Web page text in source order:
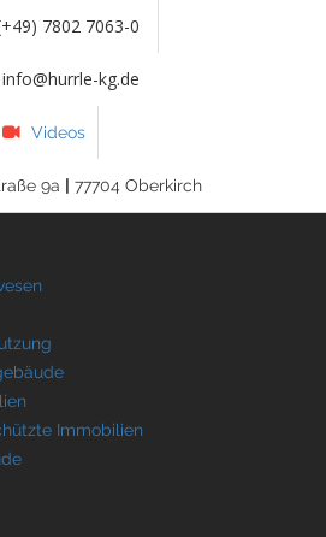
7802 7063-0
info@hurrle-kg.de
Videos
9a | 77704 Oberkirch
Immobilien